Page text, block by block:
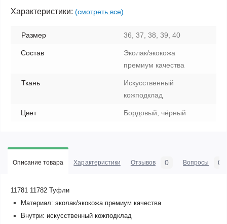
Характеристики: (смотреть все)
Размер 36, 37, 38, 39, 40
Состав
Эколак/экокожа
премиум качества
Ткань
Искусственный
кожподклад
Цвет Бордовый, чёрный
Описание товара Характеристики Отзывов 0 Вопросы 0
11781 11782 Туфли
Материал: эколак/экокожа премиум качества
Внутри: искусственный кожподклад